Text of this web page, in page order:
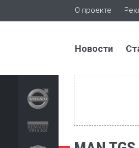
О проекте
Новости